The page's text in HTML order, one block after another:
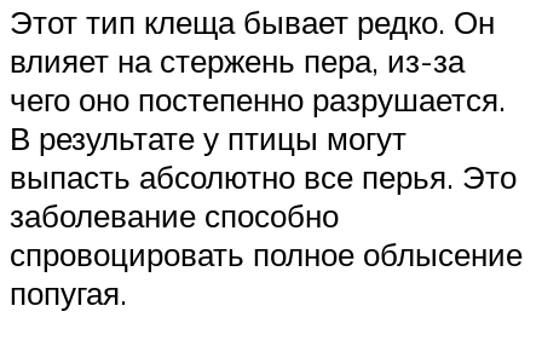
Этот тип клеща бывает редко. Он
влияет на стержень пера, из-за
чего оно постепенно разрушается.
В результате у птицы могут
выпасть абсолютно все перья. Это
заболевание способно
спровоцировать полное облысение
попугая.